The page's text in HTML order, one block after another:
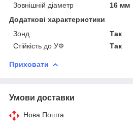
Зовнішній діаметр
16 мм
Додаткові характеристики
Зонд
Так
Стійкість до УФ
Так
Приховати
Умови доставки
Нова Пошта